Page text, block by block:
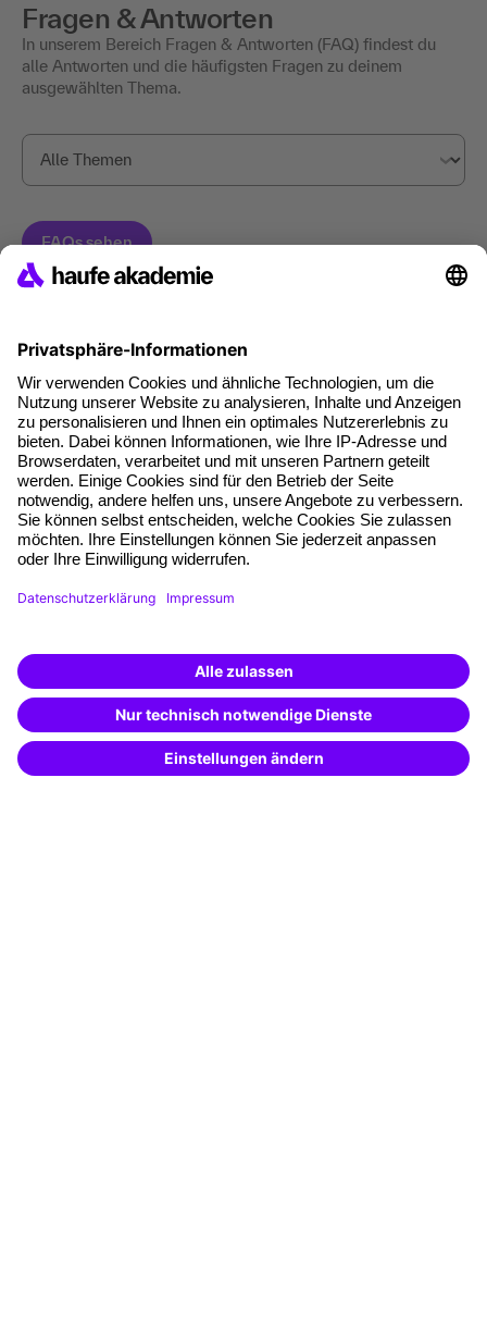
Fragen & Antworten
In unserem Bereich Fragen & Antworten (FAQ) findest du
alle Antworten und die häufigsten Fragen zu deinem
ausgewählten Thema.
Haufe Akademie GmbH & Co. KG
Munzinger Str. 9
79111 Freiburg
Eine Marke der
Karriere
Referenzen
Soziale Verantwortung
Weiterbildung finden -
mit KI-Power!
Beschreibe was du suchst und erhalte
passende Weiterbildungen vomKI-Berater
– schnell und treffsicher.